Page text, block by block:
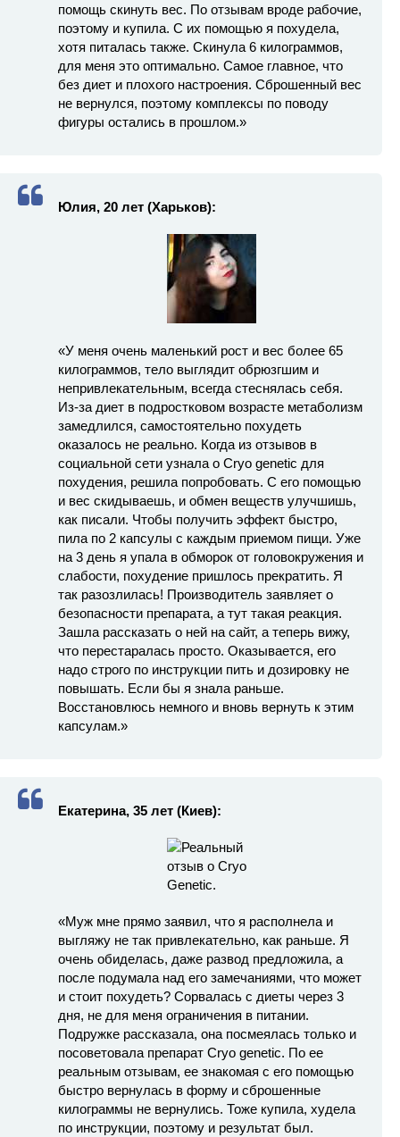
помощь скинуть вес. По отзывам вроде рабочие,
поэтому и купила. С их помощью я похудела,
хотя питалась также. Скинула 6 килограммов,
для меня это оптимально. Самое главное, что
без диет и плохого настроения. Сброшенный вес
не вернулся, поэтому комплексы по поводу
фигуры остались в прошлом.»
Юлия, 20 лет (Харьков):
«У меня очень маленький рост и вес более 65
килограммов, тело выглядит обрюзгшим и
непривлекательным, всегда стеснялась себя.
Из-за диет в подростковом возрасте метаболизм
замедлился, самостоятельно похудеть
оказалось не реально. Когда из отзывов в
социальной сети узнала о Cryo genetic для
похудения, решила попробовать. С его помощью
и вес скидываешь, и обмен веществ улучшишь,
как писали. Чтобы получить эффект быстро,
пила по 2 капсулы с каждым приемом пищи. Уже
на 3 день я упала в обморок от головокружения и
слабости, похудение пришлось прекратить. Я
так разозлилась! Производитель заявляет о
безопасности препарата, а тут такая реакция.
Зашла рассказать о ней на сайт, а теперь вижу,
что перестаралась просто. Оказывается, его
надо строго по инструкции пить и дозировку не
повышать. Если бы я знала раньше.
Восстановлюсь немного и вновь вернуть к этим
капсулам.»
Екатерина, 35 лет (Киев):
«Муж мне прямо заявил, что я располнела и
выгляжу не так привлекательно, как раньше. Я
очень обиделась, даже развод предложила, а
после подумала над его замечаниями, что может
и стоит похудеть? Сорвалась с диеты через 3
дня, не для меня ограничения в питании.
Подружке рассказала, она посмеялась только и
посоветовала препарат Cryo genetic. По ее
реальным отзывам, ее знакомая с его помощью
быстро вернулась в форму и сброшенные
килограммы не вернулись. Тоже купила, худела
по инструкции, поэтому и результат был.